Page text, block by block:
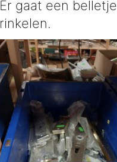
Er gaat een belletje
rinkelen.